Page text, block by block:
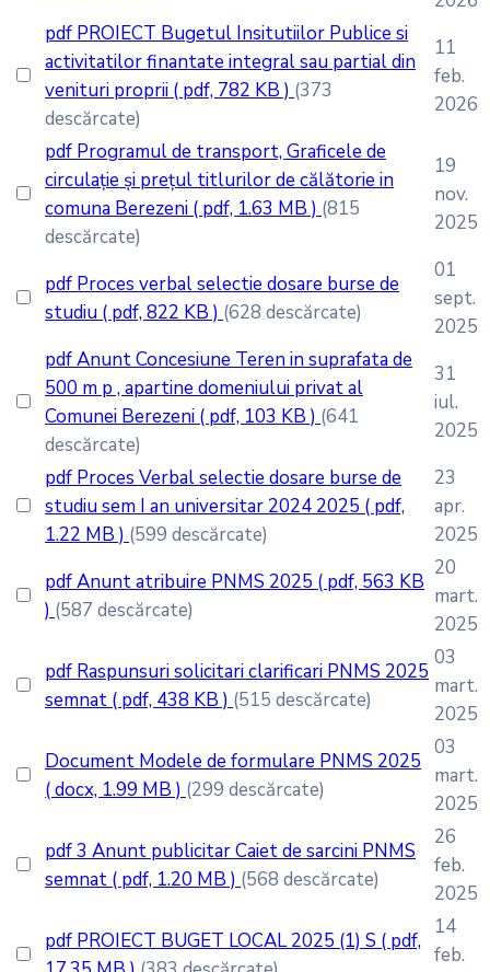
pdf PROIECT Bugetul Insitutiilor Publice si
activitatilor finantate integral sau partial din
venituri proprii ( pdf, 782 KB ) (373
descărcate)
11
feb.
2026
pdf Programul de transport, Graficele de
circulație și prețul titlurilor de călătorie in
comuna Berezeni ( pdf, 1.63 MB ) (815
descărcate)
19
nov.
2025
pdf Proces verbal selectie dosare burse de
studiu ( pdf, 822 KB ) (628 descărcate)
01
sept.
2025
pdfAnunt Concesiune Teren in suprafata de
500 m p , apartine domeniului privat al
Comunei Berezeni ( pdf, 103 KB ) (641
descărcate)
31
iul.
2025
pdf Proces Verbal selectie dosare burse de
studiu sem I an universitar 2024 2025 ( pdf,
1.22 MB ) (599 descărcate)
23
apr.
2025
pdfAnunt atribuire PNMS 2025 ( pdf, 563 KB
) (587 descărcate)
20
mart.
2025
pdf Raspunsuri solicitari clarificari PNMS 2025
semnat ( pdf, 438 KB ) (515 descărcate)
03
mart.
2025
Document Modele de formulare PNMS 2025
( docx, 1.99 MB ) (299 descărcate)
03
mart.
2025
pdf3 Anunt publicitar Caiet de sarcini PNMS
semnat ( pdf, 1.20 MB ) (568 descărcate)
26
feb.
2025
pdf PROIECT BUGET LOCAL 2025 (1) S ( pdf,
14
feb.